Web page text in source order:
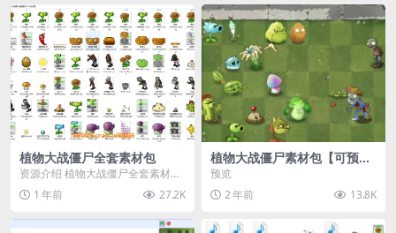
植物大战僵尸全套素材包
资源介绍 植物大战僵尸全套素材
包，包含227个丰富多样的素材，
涵盖角色、背景、动...
1 年前 27.2K
植物大战僵尸素材包【可预
览】
预览
2 年前
13.8K